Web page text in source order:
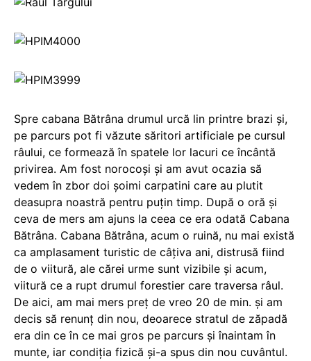
Spre cabana Bătrâna drumul urcă lin printre brazi şi,
pe parcurs pot fi văzute săritori artificiale pe cursul
râului, ce formează în spatele lor lacuri ce încântă
privirea. Am fost norocoşi şi am avut ocazia să
vedem în zbor doi şoimi carpatini care au plutit
deasupra noastră pentru puţin timp. După o oră şi
ceva de mers am ajuns la ceea ce era odată Cabana
Bătrâna. Cabana Bătrâna, acum o ruină, nu mai există
ca amplasament turistic de câţiva ani, distrusă fiind
de o viitură, ale cărei urme sunt vizibile şi acum,
viitură ce a rupt drumul forestier care traversa râul.
De aici, am mai mers preţ de vreo 20 de min. şi am
decis să renunţ din nou, deoarece stratul de zăpadă
era din ce în ce mai gros pe parcurs şi înaintam în
munte, iar condiţia fizică şi-a spus din nou cuvântul.